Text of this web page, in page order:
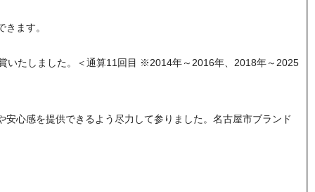
ます。
いたしました。＜通算11回目 ※2014年～2016年、2018年～2025
心感を提供できるよう尽力して参りました。名古屋市ブランド